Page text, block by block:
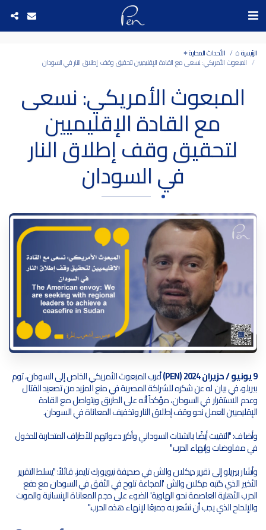
الرئيسية ⌂ الأحداث المحلية ⌖
المبعوث الأمريكي: نسعى مع القادة الإقليميين لتحقيق وقف إطلاق النار في السودان
المبعوث الأمريكي: نسعى
مع القادة الإقليميين
لتحقيق وقف إطلاق النار
في السودان
9 يونيو / حزيران 2024 (PEN) أعرب المبعوث الأمريكي الخاص إلى السودان، توم
بيريلو، في بيان له عن شكره للشراكة المصرية في منع المزيد من تصعيد القتال
وعدم الاستقرار في السودان، مؤكداً أنه على الطريق ويتواصل مع القادة
الإقليميين للعمل نحو وقف إطلاق النار وتخفيف المعاناة في السودان.
وأضاف: "التقيت أيضًا بالشتات السوداني وأكرر دعواتهم للأطراف المتحاربة للدخول
في مفاوضات وإنهاء الحرب."
وأشار بيريلو إلى تقرير ديكلان والش في صحيفة نيويورك تايمز، قائلاً: "يسلط التقرير
الأخير الذي كتبه ديكلان والش 'المجاعة تلوح في الأفق في السودان مع دفع
الحرب الأهلية العاصمة نحو الهاوية' الضوء على حجم المعاناة الإنسانية والموت
والإلحاح الذي يجب أن نشعر به جميعًا لإنهاء هذه الحرب."